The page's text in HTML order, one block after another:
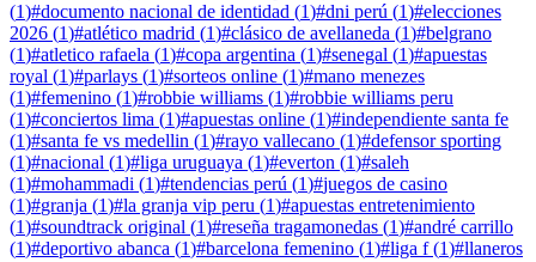
(1)#documento nacional de identidad (1)#dni perú (1)#elecciones
2026 (1)#atlético madrid (1)#clásico de avellaneda (1)#belgrano
(1)#atletico rafaela (1)#copa argentina (1)#senegal (1)#apuestas
royal (1)#parlays (1)#sorteos online (1)#mano menezes
(1)#femenino (1)#robbie williams (1)#robbie williams peru
(1)#conciertos lima (1)#apuestas online (1)#independiente santa fe
(1)#santa fe vs medellin (1)#rayo vallecano (1)#defensor sporting
(1)#nacional (1)#liga uruguaya (1)#everton (1)#saleh
(1)#mohammadi (1)#tendencias perú (1)#juegos de casino
(1)#granja (1)#la granja vip peru (1)#apuestas entretenimiento
(1)#soundtrack original (1)#reseña tragamonedas (1)#andré carrillo
(1)#deportivo abanca (1)#barcelona femenino (1)#liga f(1)#llaneros